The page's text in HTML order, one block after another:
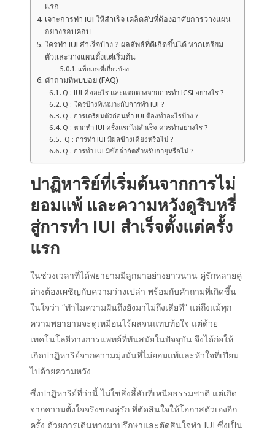
แรก
เจาะการทำ IUI ให้สำเร็จ เคล็ดลับที่ต้องอาศัยการวางแผน
อย่างรอบคอบ
ใครทำ IUI สำเร็จบ้าง ? ผลลัพธ์ที่ดีเกิดขึ้นได้ หากเตรียม
ตัวและวางแผนตั้งแต่เริ่มต้น
แพ็กเกจที่เกี่ยวข้อง
คำถามที่พบบ่อย (FAQ)
Q : IUI คืออะไร และแตกต่างจากการทำ ICSI อย่างไร ?
Q : ใครบ้างที่เหมาะกับการทำ IUI ?
Q : การเตรียมตัวก่อนทำ IUI ต้องทำอะไรบ้าง ?
Q : หากทำ IUI ครั้งแรกไม่สำเร็จ ควรทำอย่างไร ?
Q : การทำ IUI มีผลข้างเคียงหรือไม่ ?
Q : การทำ IUI มีข้อจำกัดสำหรับอายุหรือไม่ ?
ปาฏิหาริย์ที่เริ่มต้นจากการไม่
ยอมแพ้ และความหวังดูริบหรี่
สู่การทำ IUI สำเร็จตั้งแต่ครั้ง
แรก
ในช่วงเวลาที่ได้พยายามมีลูกมาอย่างยาวนาน คู่รักหลายคู่
ต่างต้องเผชิญกับความว่างเปล่า พร้อมกับคำถามที่เกิดขึ้น
ในใจว่า “ทำไมความฝันถึงยังมาไม่ถึงเสียที” แต่ถึงแม้ทุก
ความพยายามจะดูเหมือนไร้ผลจนแทบท้อใจ แต่ด้วย
เทคโนโลยีทางการแพทย์ที่ทันสมัยในปัจจุบัน จึงได้ก่อให้
เกิดปาฏิหาริย์จากความมุ่งมั่นที่ไม่ยอมแพ้และหัวใจที่เปี่ยม
ไปด้วยความหวัง
ซึ่งปาฏิหาริย์ที่ว่านี้ ไม่ใช่สิ่งลี้ลับที่เหนือธรรมชาติ แต่เกิด
จากความตั้งใจจริงของคู่รัก ที่ตัดสินใจให้โอกาสตัวเองอีก
ครั้ง ด้วยการเดินทางมาปรึกษาและตัดสินใจทำ IUI ซึ่งเป็น